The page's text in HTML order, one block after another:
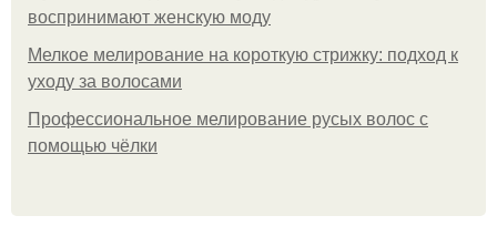
воспринимают женскую моду
Мелкое мелирование на короткую стрижку: подход к
уходу за волосами
Профессиональное мелирование русых волос с
помощью чёлки